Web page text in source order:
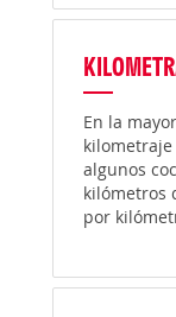
En la
algunos
kilómetros
por